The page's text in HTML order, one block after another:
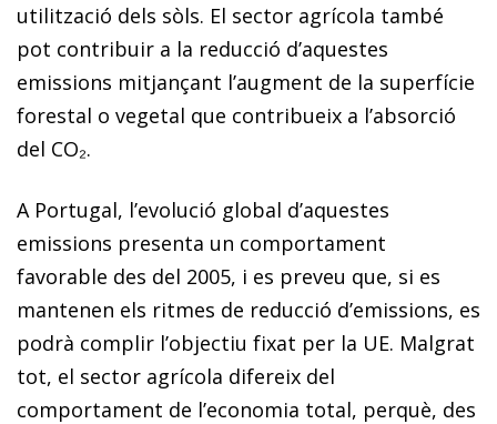
utilització dels sòls. El sector agrícola també
pot contribuir a la re­­ducció d’aquestes
emissions mitjançant l’augment de la superfície
forestal o vegetal que contribueix a l’ab­­sorció
del CO₂.
A Portugal, l’evolució global d’aquestes
emissions presenta un comportament
favorable des del 2005, i es preveu que, si es
mantenen els ritmes de reducció d’emissions, es
podrà complir l’objectiu fixat per la UE. Malgrat
tot, el sector agrícola difereix del
comportament de l’economia total, perquè, des